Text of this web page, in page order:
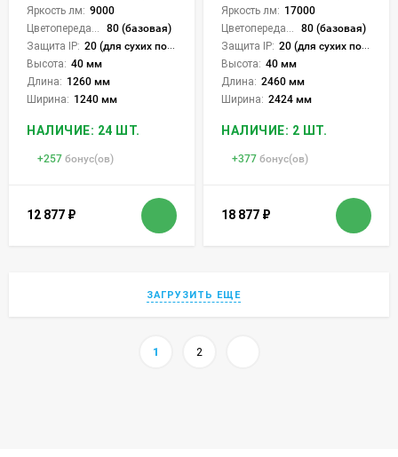
Яркость лм: 9000
80 (базовая)
Защита IP: 20 (для сухих пом.)
Высота: 40 мм
Длина: 1260 мм
Ширина: 1240 мм
НАЛИЧИЕ: 24 ШТ.
+257 бонус(ов)
12 877 ₽
Яркость лм: 17000
80 (базовая)
Защита IP: 20 (для сухих пом.)
Высота: 40 мм
Длина: 2460 мм
Ширина: 2424 мм
НАЛИЧИЕ: 2 ШТ.
+377 бонус(ов)
18 877 ₽
ЗАГРУЗИТЬ ЕЩЕ
1 2